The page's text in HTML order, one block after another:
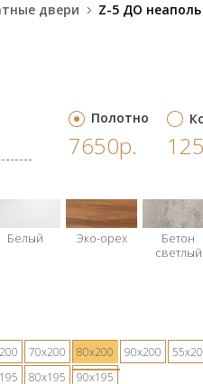
двери Z-5 ДО неаполь
Полотно
7650р.
Белый Эко-орех
Бетон
светлый
70х200 80х200 90х200
80х195
90х195